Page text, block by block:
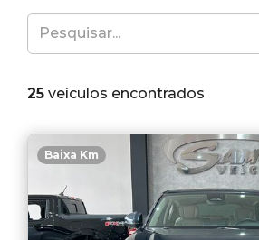
25 veículos encontrados
Baixa Km